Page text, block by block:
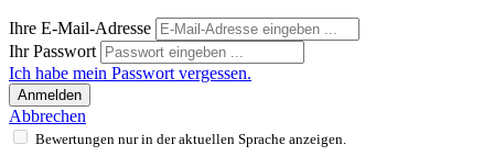
Ihre E-Mail-Adresse
Ihr Passwort
Ich habe mein Passwort vergessen.
Anmelden
Abbrechen
Bewertungen nur in der aktuellen Sprache anzeigen.